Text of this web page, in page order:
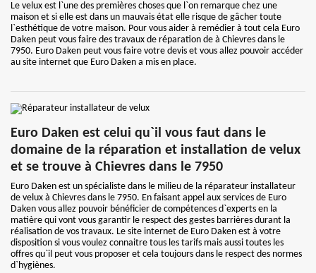
Le velux est l`une des premières choses que l`on remarque chez une
maison et si elle est dans un mauvais état elle risque de gâcher toute
l`esthétique de votre maison. Pour vous aider à remédier à tout cela Euro
Daken peut vous faire des travaux de réparation de à Chievres dans le
7950. Euro Daken peut vous faire votre devis et vous allez pouvoir accéder
au site internet que Euro Daken a mis en place.
Euro Daken est celui qu`il vous faut dans le
domaine de la réparation et installation de velux
et se trouve à Chievres dans le 7950
Euro Daken est un spécialiste dans le milieu de la réparateur installateur
de velux à Chievres dans le 7950. En faisant appel aux services de Euro
Daken vous allez pouvoir bénéficier de compétences d`experts en la
matière qui vont vous garantir le respect des gestes barrières durant la
réalisation de vos travaux. Le site internet de Euro Daken est à votre
disposition si vous voulez connaitre tous les tarifs mais aussi toutes les
offres qu`il peut vous proposer et cela toujours dans le respect des normes
d`hygiènes.